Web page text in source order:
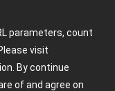
parameters, count
visit
By continue
of and agree on